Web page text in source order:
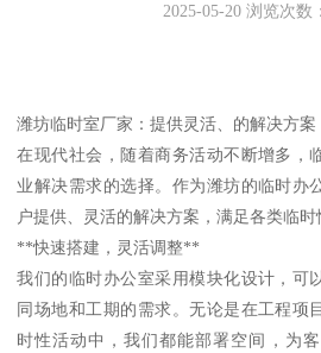
2025-05-20浏览次数：
潍坊临时室厂家：提供灵活、的解决方案
在现代社会，随着商务活动不断增多，
业解决需求的选择。作为潍坊的临时办
户提供、灵活的解决方案，满足各类临时
**快速搭建，灵活调整**
我们的临时办公室采用模块化设计，可
同场地和工期的需求。无论是在工程项
时性活动中，我们都能部署空间，为